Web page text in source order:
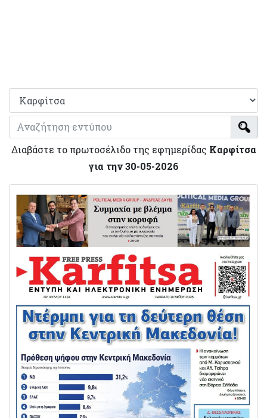
Διαβάστε το πρωτοσέλιδο της εφημερίδας Καρφίτσα
για την 30-05-2026